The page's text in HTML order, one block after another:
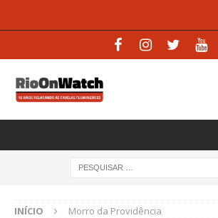
INÍCIO Morro da Providência